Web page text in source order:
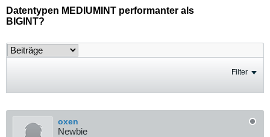
navigation
Datentypen MEDIUMINT performanter als
BIGINT?
Filter
oxen
Newbie